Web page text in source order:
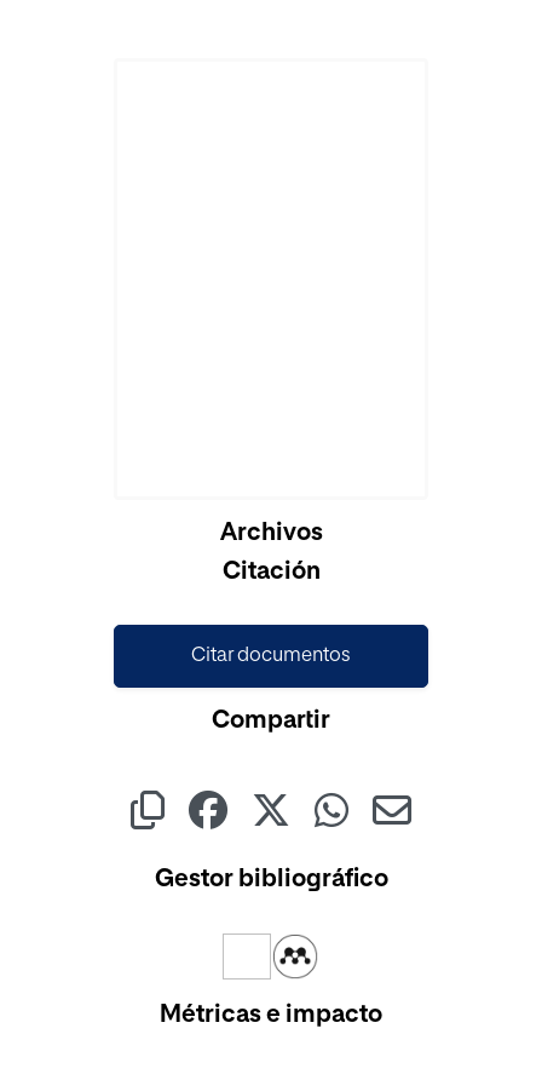
Cargando...
Archivos
Citación
Citar documentos
Compartir
Gestor bibliográfico
Métricas e impacto